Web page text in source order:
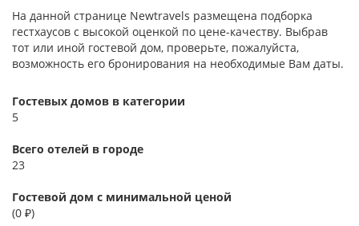
На данной странице Newtravels размещена подборка
гестхаусов с высокой оценкой по цене-качеству. Выбрав
тот или иной гостевой дом, проверьте, пожалуйста,
возможность его бронирования на необходимые Вам даты.
Гостевых домов в категории
5
Всего отелей в городе
23
Гостевой дом с минимальной ценой
(0 ₽)